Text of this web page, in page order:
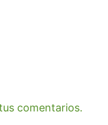
comentarios.